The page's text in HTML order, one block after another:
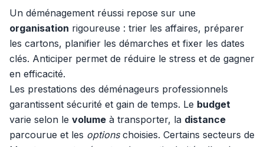
Un déménagement réussi repose sur une
organisation rigoureuse : trier les affaires, préparer
les cartons, planifier les démarches et fixer les dates
clés. Anticiper permet de réduire le stress et de gagner
en efficacité.
Les prestations des déménageurs professionnels
garantissent sécurité et gain de temps. Le budget
varie selon le volume à transporter, la distance
parcourue et les optionschoisies. Certains secteurs de